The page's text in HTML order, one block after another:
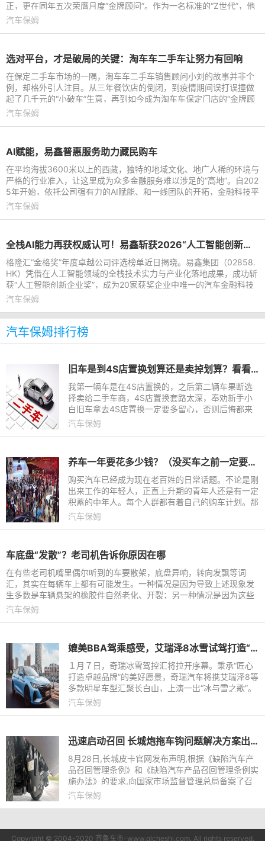
正，更在同年五次荣膺月度“金牌顾问”。作为一名标准的“Z世代”，他
以独特视角为“传
汽车保姆
选对平台，才是破局的关键：淘车车二手车让努力有回响
在保定二手车市场的一隅，淘车车二手车销售顾问小刘的故事并非个
例，却格外引人注目。从三年餐饮店的倒闭，到疫情期间误打误撞做
起了几千元的“小破车”生意，再到如今成为淘车车保定门店的“金牌顾
问”，他用亲身经
汽车保姆
AI赋能，易鑫普惠服务助力藏民购车
在平均海拔3600米以上的西藏，独特的地域文化、地广人稀的环境与
严格的行业准入，让这里成为众多金融服务难以涉足的“高地”。自202
5年开始，依托公司强有力的AI赋能、和一线团队的开拓，金融科技平
台易鑫成功地将专
汽车保姆
全栈AI能力再获权威认可！易鑫斩获2026“人工智能创新企业奖”
格隆汇“金格奖”年度卓越公司评选榜单近日揭晓。易鑫集团（02858.
HK）凭借在人工智能领域的全栈技术实力与产业化落地成果，成功斩
获“人工智能创新企业奖”，成为20家获奖企业中唯一的汽车金融科技
代表。易鑫荣获格
汽车保姆
汽车保姆排行榜
旧车是到4S店置换划算还是卖掉划算？看看老司机置换的经验就懂了
我第一辆车是在4S店置换的，之后第二辆车果断选
择卖给二手车商，4S店置换套路太深，奉劝新手小
白旧车拿去4S店置换一定要多留心，否则后悔都来
不及！如何处理自己手头上的旧车是每一位车主都需
汽车保姆
养车一年要花多少钱？（没买车之前一定要看）
购买汽车已经成为现在老百姓的日常话题。不论是刚
出来工作的年轻人，正直上升期的青年人还是有一定
积蓄的中年人。每个人群都有着自己的购车计划。那
么现实的问题来了，一个月要有多少收入才能养的起
汽车保姆
车底盘“发散”？老司机告诉你原因在哪
在有些老司机嘴里偶尔听到的车要散架，底盘异响，转向发飘等词
汇，其实在每辆车上都有可能发生。一种情况是因为导致上述现象发
生多数是车辆悬架的橡胶件自然老化、开裂；另一种情况是因为这些
橡胶件的损坏跟行驶路况
汽车保姆
媲美BBA驾乘感受，艾瑞泽8冰雪试驾打造“中国式豪华家轿”品格
１月７日，奇瑞冰雪驾控汇将拉开序幕。秉承“匠心
打造卓越品牌”的美好愿景，奇瑞汽车将携艾瑞泽8等
多款明星车型汇聚长白山，上演一出“冰与雪之歌”。
尤其是肩负着打造“中国式豪华家轿”重任的艾瑞泽
汽车保姆
迅速启动召回 长城炮拖车钩问题解决方案出台
8月28日,长城皮卡官网发布声明,根据《缺陷汽车产
品召回管理条例》和《缺陷汽车产品召回管理条例实
施办法》的要求,向国家市场监督管理总局备案了召
回计划。决定自2020年9月1日起,召回2019年9月8
汽车保姆
Copyright © 2004-2020 齐鲁车市-www.qlcheshi.com. All rights reserved.